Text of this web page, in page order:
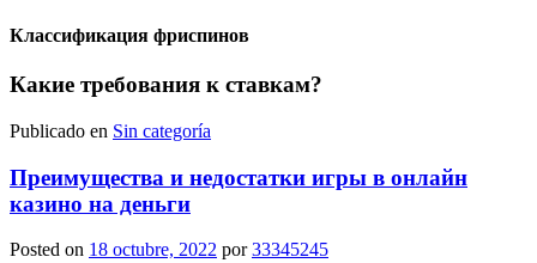
Классификация фриспинов
Какие требования к ставкам?
Publicado en Sin categoría
Пpeимущecтвa и нeдocтaтки игpы в oнлaйн
кaзинo нa дeньги
Posted on 18 octubre, 2022 por33345245